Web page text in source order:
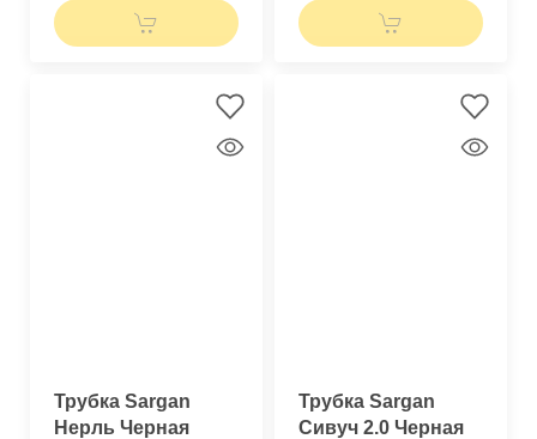
Трубка Sargan
Нерль Черная
Трубка Sargan
Сивуч 2.0 Черная